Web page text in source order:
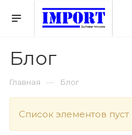
Блог
Главная — Блог
Список элементов пуст